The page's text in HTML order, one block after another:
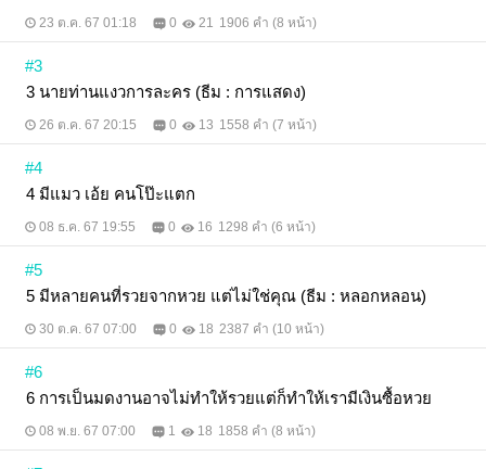
23 ต.ค. 67 01:18 0 21 1906 คำ (8 หน้า)
#3
3 นายท่านแงวการละคร (ธีม : การแสดง)
26 ต.ค. 67 20:15 0 13 1558 คำ (7 หน้า)
#4
4 มีแมว เอ้ย คนโป๊ะแตก
08 ธ.ค. 67 19:55 0 16 1298 คำ (6 หน้า)
#5
5 มีหลายคนที่รวยจากหวย แต่ไม่ใช่คุณ (ธีม : หลอกหลอน)
30 ต.ค. 67 07:00 0 18 2387 คำ (10 หน้า)
#6
6 การเป็นมดงานอาจไม่ทำให้รวยแต่ก็ทำให้เรามีเงินซื้อหวย
08 พ.ย. 67 07:00 1 18 1858 คำ (8 หน้า)